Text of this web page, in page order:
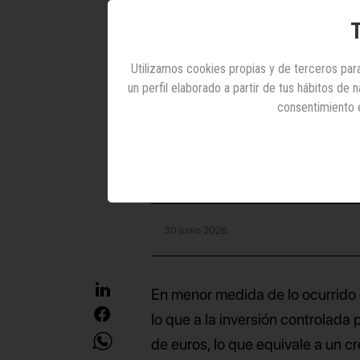
año
30 junio 2026
En menor medida de lo
lo que a la inversión controlada
de euros, lo que equivale a un
Utilizamos cookies propias y de terceros
un perfil elaborado a partir de tus hábitos de
consentimiento